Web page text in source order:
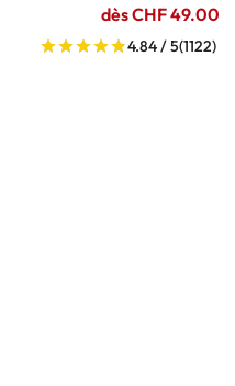
dès CHF 49.00
4.84 / 5(1122)